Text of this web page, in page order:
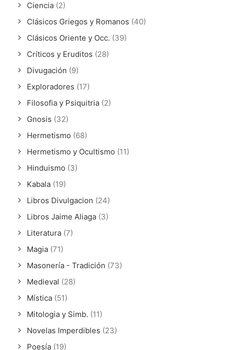
Ciencia (2)
Clásicos Griegos y Romanos (40)
Clásicos Oriente y Occ. (39)
Críticos y Eruditos (28)
Divugación (9)
Exploradores (17)
Filosofia y Psiquitria (2)
Gnosis (32)
Hermetismo (68)
Hermetismo y Ocultismo (11)
Hinduismo (3)
Kabala (19)
Libros Divulgacion (24)
Libros Jaime Aliaga (3)
Literatura (7)
Magia (71)
Masonería - Tradición (73)
Medieval (28)
Mística (51)
Mitologia y Simb. (11)
Novelas Imperdibles (23)
Poesía (19)